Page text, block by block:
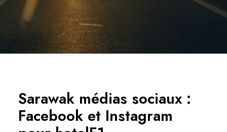
Sarawak médias sociaux :
Facebook et Instagram